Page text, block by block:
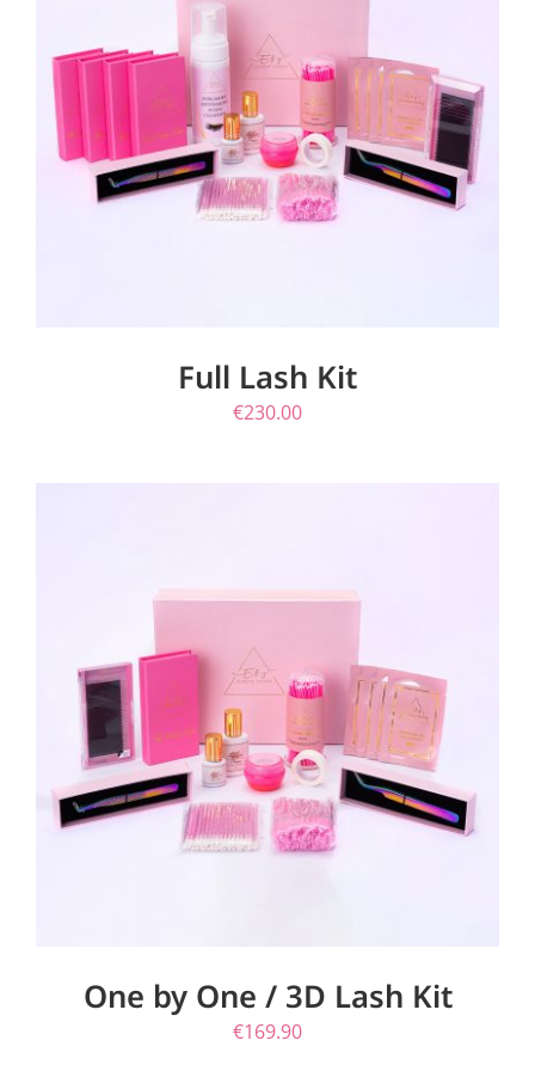
ΠΡΟΣΘΉΚΗ ΣΤΟ ΚΑΛΆΘΙ
/
ΛΕΠΤΟΜΈΡΕΙΕΣ
Full Lash Kit
€230.00
ΠΡΟΣΘΉΚΗ ΣΤΟ ΚΑΛΆΘΙ
/
ΛΕΠΤΟΜΈΡΕΙΕΣ
One by One / 3D Lash Kit
€169.90